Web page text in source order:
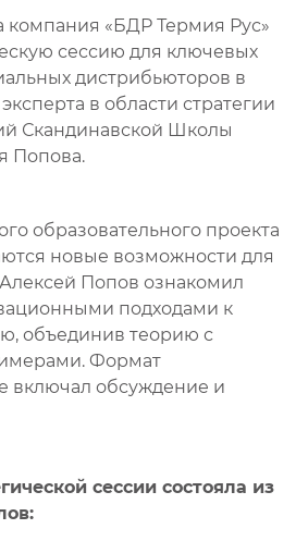
компания «БДР Термия Рус»
сессию для ключевых
дистрибьюторов в
в области стратегии
Скандинавской Школы
Попова.
образовательного проекта
новые возможности для
Попов ознакомил
подходами к
объединив теорию с
Формат
включал обсуждение и
сессии состояла из